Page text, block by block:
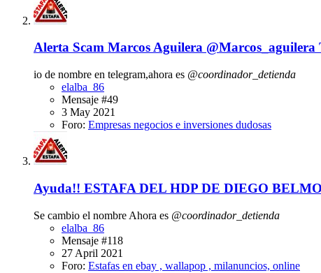
Alerta Scam Marcos Aguilera
io de nombre en telegram,ahora es @coordinador_detienda
elalba_86
Mensaje #49
3 May 2021
Foro: Empresas negocios e inversiones dudosas
Ayuda!! ESTAFA DEL HDP DE DIEGO
Se cambio el nombre Ahora es @coordinador_detienda
elalba_86
Mensaje #118
27 April 2021
Foro: Estafas en ebay , wallapop , milanuncios, online